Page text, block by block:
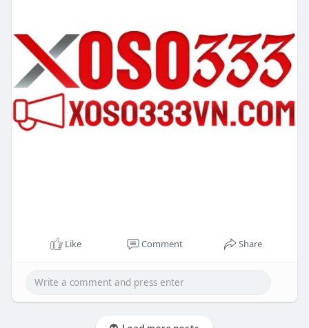
Like Comment Share